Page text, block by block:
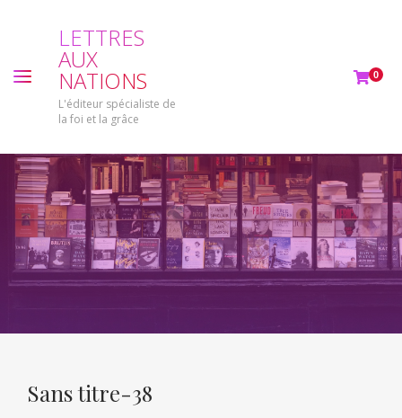
LETTRES
AUX
NATIONS
L'éditeur spécialiste de
la foi et la grâce
0
Sans titre-38